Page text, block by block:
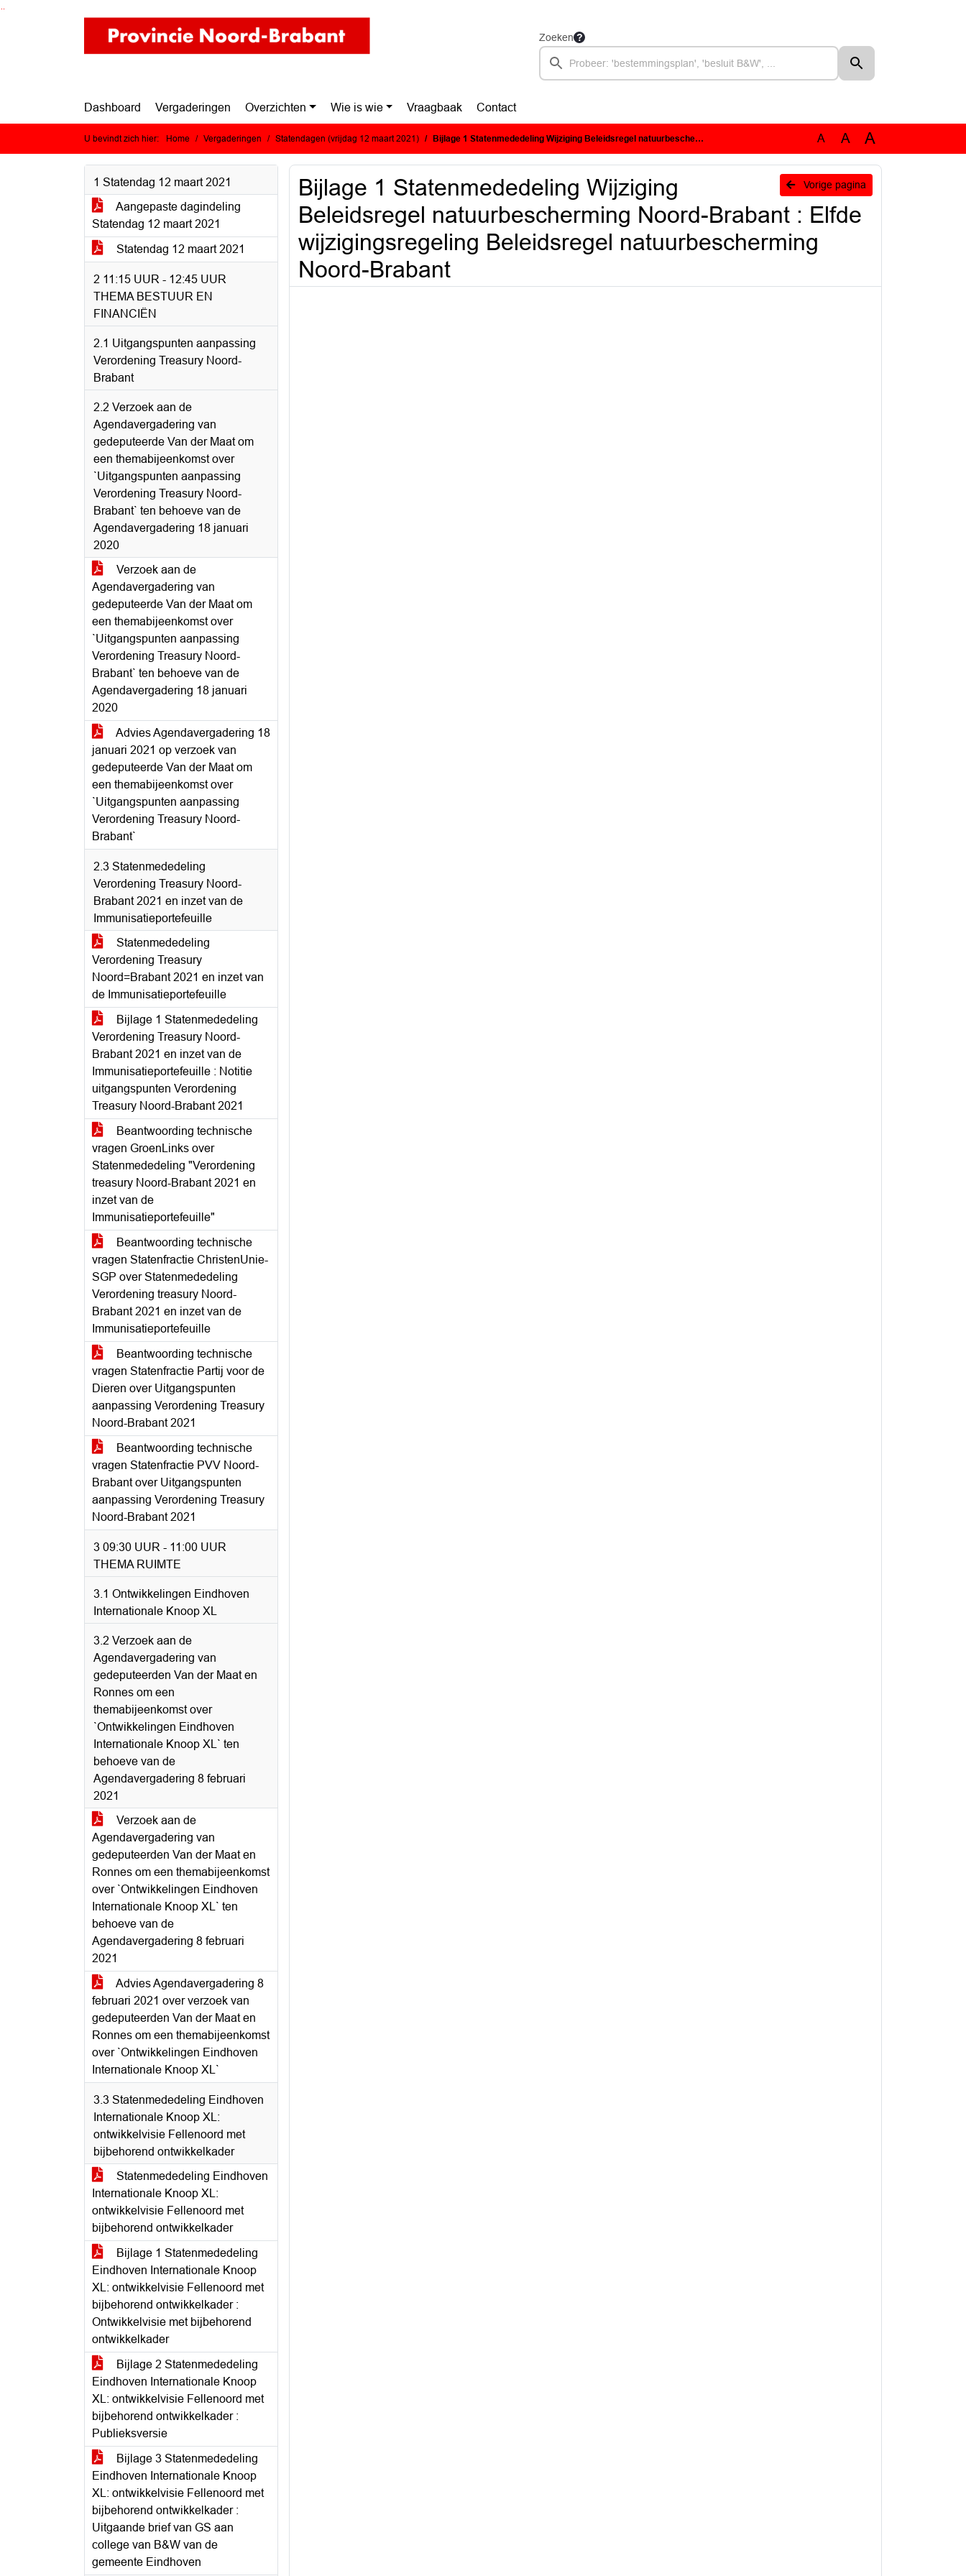
Ga naar de inhoud van deze pagina
Ga naar het zoeken
Ga naar het menu
Zoeken
Dashboard Vergaderingen Overzichten Wie is wie Vraagbaak Contact
U bevindt zich hier: Home Vergaderingen Statendagen (vrijdag 12 maart 2021) Bijlage 1 Statenmededeling Wijziging Beleidsregel natuurbescherming Noord-Brabant : Elfde wijzigingsregeling Beleidsregel natuurbescherming Noord-Brabant A A A
1 Statendag 12 maart 2021
Aangepaste dagindeling
Statendag 12 maart 2021
Statendag 12 maart 2021
2 11:15 UUR - 12:45 UUR
THEMA BESTUUR EN
FINANCIËN
2.1 Uitgangspunten aanpassing
Verordening Treasury Noord-
Brabant
2.2 Verzoek aan de
Agendavergadering van
gedeputeerde Van der Maat om
een themabijeenkomst over
`Uitgangspunten aanpassing
Verordening Treasury Noord-
Brabant` ten behoeve van de
Agendavergadering 18 januari
2020
Verzoek aan de
Agendavergadering van
gedeputeerde Van der Maat om
een themabijeenkomst over
`Uitgangspunten aanpassing
Verordening Treasury Noord-
Brabant` ten behoeve van de
Agendavergadering 18 januari
2020
Advies Agendavergadering 18
januari 2021 op verzoek van
gedeputeerde Van der Maat om
een themabijeenkomst over
`Uitgangspunten aanpassing
Verordening Treasury Noord-
Brabant`
2.3 Statenmededeling
Verordening Treasury Noord-
Brabant 2021 en inzet van de
Immunisatieportefeuille
Statenmededeling
Verordening Treasury
Noord=Brabant 2021 en inzet van
de Immunisatieportefeuille
Bijlage 1 Statenmededeling
Verordening Treasury Noord-
Brabant 2021 en inzet van de
Immunisatieportefeuille : Notitie
uitgangspunten Verordening
Treasury Noord-Brabant 2021
Beantwoording technische
vragen GroenLinks over
Statenmededeling "Verordening
treasury Noord-Brabant 2021 en
inzet van de
Immunisatieportefeuille"
Beantwoording technische
vragen Statenfractie ChristenUnie-
SGP over Statenmededeling
Verordening treasury Noord-
Brabant 2021 en inzet van de
Immunisatieportefeuille
Beantwoording technische
vragen Statenfractie Partij voor de
Dieren over Uitgangspunten
aanpassing Verordening Treasury
Noord-Brabant 2021
Beantwoording technische
vragen Statenfractie PVV Noord-
Brabant over Uitgangspunten
aanpassing Verordening Treasury
Noord-Brabant 2021
3 09:30 UUR - 11:00 UUR
THEMA RUIMTE
3.1 Ontwikkelingen Eindhoven
Internationale Knoop XL
3.2 Verzoek aan de
Agendavergadering van
gedeputeerden Van der Maat en
Ronnes om een
themabijeenkomst over
`Ontwikkelingen Eindhoven
Internationale Knoop XL` ten
behoeve van de
Agendavergadering 8 februari
2021
Verzoek aan de
Agendavergadering van
gedeputeerden Van der Maat en
Ronnes om een themabijeenkomst
over `Ontwikkelingen Eindhoven
Internationale Knoop XL` ten
behoeve van de
Agendavergadering 8 februari
2021
Advies Agendavergadering 8
februari 2021 over verzoek van
gedeputeerden Van der Maat en
Ronnes om een themabijeenkomst
over `Ontwikkelingen Eindhoven
Internationale Knoop XL`
3.3 Statenmededeling Eindhoven
Internationale Knoop XL:
ontwikkelvisie Fellenoord met
bijbehorend ontwikkelkader
Statenmededeling Eindhoven
Internationale Knoop XL:
ontwikkelvisie Fellenoord met
bijbehorend ontwikkelkader
Bijlage 1 Statenmededeling
Eindhoven Internationale Knoop
XL: ontwikkelvisie Fellenoord met
bijbehorend ontwikkelkader :
Ontwikkelvisie met bijbehorend
ontwikkelkader
Bijlage 2 Statenmededeling
Eindhoven Internationale Knoop
XL: ontwikkelvisie Fellenoord met
bijbehorend ontwikkelkader :
Publieksversie
Bijlage 3 Statenmededeling
Eindhoven Internationale Knoop
XL: ontwikkelvisie Fellenoord met
bijbehorend ontwikkelkader :
Uitgaande brief van GS aan
college van B&W van de
gemeente Eindhoven
Vorige pagina
Bijlage 1 Statenmededeling Wijziging
Beleidsregel natuurbescherming Noord-Brabant : Elfde
wijzigingsregeling Beleidsregel natuurbescherming
Noord-Brabant